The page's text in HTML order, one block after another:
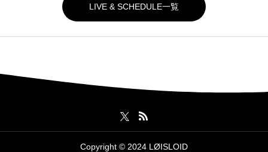
LIVE & SCHEDULE一覧
Copyright © 2024 LØISLOID